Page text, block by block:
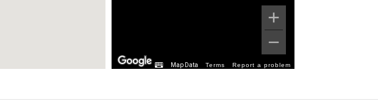
Map Data Terms Report a problem